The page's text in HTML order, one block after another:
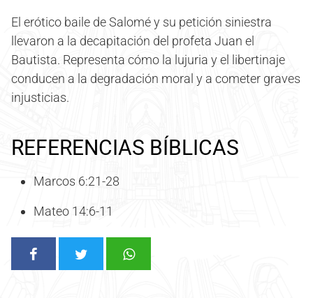
El erótico baile de Salomé y su petición siniestra
llevaron a la decapitación del profeta Juan el
Bautista. Representa cómo la lujuria y el libertinaje
conducen a la degradación moral y a cometer graves
injusticias.
REFERENCIAS BÍBLICAS
Marcos 6:21-28
Mateo 14:6-11